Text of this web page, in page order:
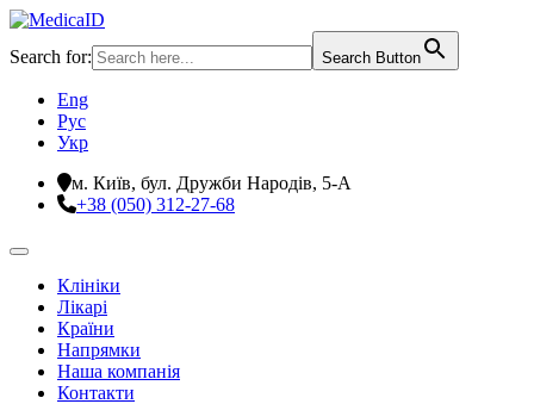
Search for: Search Button
Eng
Рус
Укр
м. Київ, бул. Дружби Народів, 5-А
+38 (050) 312-27-68
Клініки
Лікарі
Країни
Напрямки
Наша компанія
Контакти